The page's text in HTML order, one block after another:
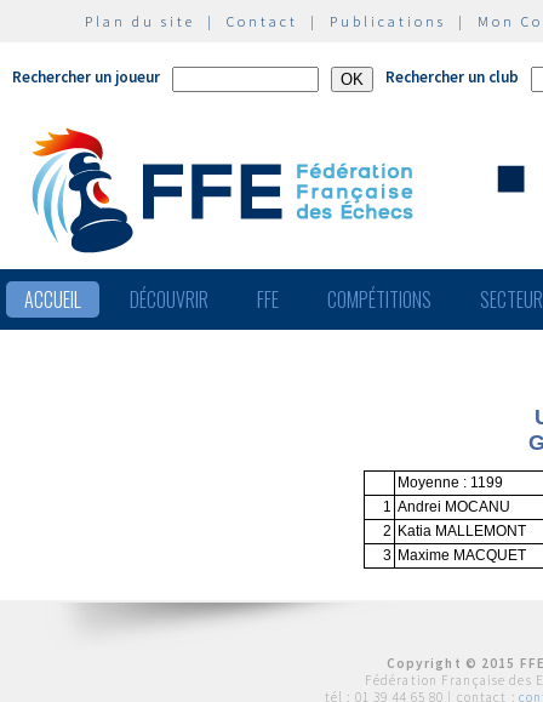
Plan du site | Contact | Publications | Mon
Rechercher un joueur Rechercher un club
ACCUEIL DÉCOUVRIR FFE COMPÉTITIONS
Moyenne : 1199
1 Andrei MOCANU
2 Katia MALLEMONT
3 Maxime MACQUET
Copyright © 2015
Fédération Française des
tél : 01 39 44 65 80 | contact :